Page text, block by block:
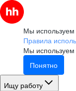
Мы используем
Правила
Мы
Понятно
Ищу работу